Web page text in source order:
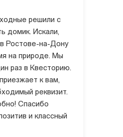
решили с
домик. Искали,
Ростове-на-Дону
на природе. Мы
раз в Квесторию.
к вам,
реквизит.
Спасибо
и классный